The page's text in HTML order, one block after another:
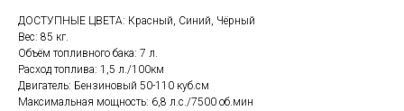
ДОСТУПНЫЕ ЦВЕТА: Красный, Синий, Чёрный
Вес: 85 кг.
Объём топливного бака: 7 л.
Расход топлива: 1,5 л./100км
Двигатель: Бензиновый 50-110 куб.см
Максимальная мощность: 6,8 л.с./7500 об.мин